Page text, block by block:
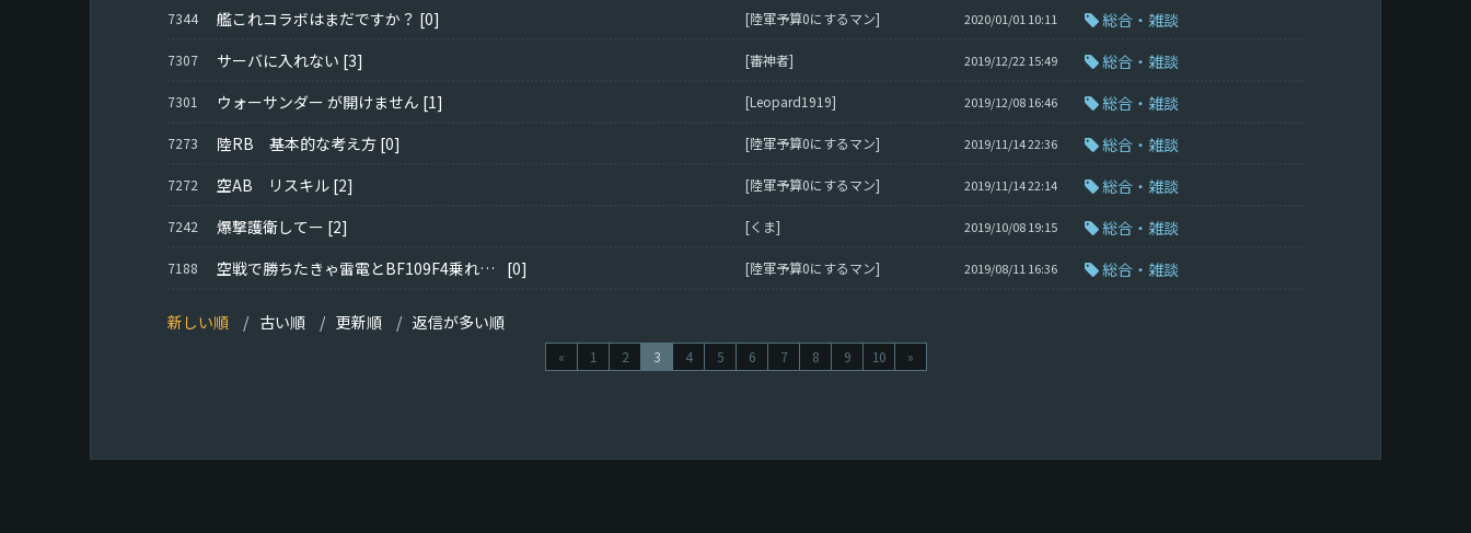
7344 艦これコラボはまだですか？ [0] [陸軍予算0にするマン] 2020/01/01 10:11 総合・雑談
7307 サーバに入れない [3] [審神者] 2019/12/22 15:49 総合・雑談
7301 ウォーサンダー が開けません [1] [Leopard1919] 2019/12/08 16:46 総合・雑談
7273 陸RB 基本的な考え方 [0] [陸軍予算0にするマン] 2019/11/14 22:36 総合・雑談
7272 空AB リスキル [2] [陸軍予算0にするマン] 2019/11/14 22:14 総合・雑談
7242 爆撃護衛してー [2] [くま] 2019/10/08 19:15 総合・雑談
7188 空戦で勝ちたきゃ雷電とBF109F4乗れ これ真理 [0] [陸軍予算0にするマン] 2019/08/11 16:36 総合・雑談
新しい順 古い順 更新順 返信が多い順
« 1 2 3 4 5 6 7 8 9 10 »